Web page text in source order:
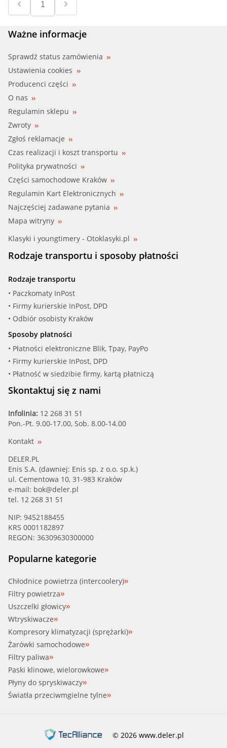
Ważne informacje
Sprawdź status zamówienia
Ustawienia cookies
Producenci części
O nas
Regulamin sklepu
Zwroty
Zgłoś reklamacje
Czas realizacji i koszt transportu
Polityka prywatności
Części samochodowe Kraków
Regulamin Kart Elektronicznych
Najczęściej zadawane pytania
Mapa witryny
Klasyki i youngtimery - Otoklasyki.pl
Rodzaje transportu i sposoby płatności
Rodzaje transportu
• Paczkomaty InPost
• Firmy kurierskie InPost, DPD
• Odbiór osobisty Kraków
Sposoby płatności
• Płatności elektroniczne Blik, Tpay, PayPo
• Firmy kurierskie InPost, DPD
• Płatność w siedzibie firmy, kartą płatniczą
Skontaktuj się z nami
Infolinia: 12 268 31 51
Pon.-Pt. 9.00-17.00, Sob. 8.00-14.00
Kontakt
DELER.PL
Enis S.A. (dawniej: Enis sp. z o.o. sp.k.)
ul. Cementowa 10, 31-983 Kraków
e-mail: bok@deler.pl
tel. 12 268 31 51
NIP: 9452188455
KRS 0001182897
REGON: 36309630300000
Popularne kategorie
Chłodnice powietrza (intercoolery)
Filtry powietrza
Uszczelki głowicy
Wtryskiwacze
Kompresory klimatyzacji (sprężarki)
Żarówki samochodowe
Filtry paliwa
Paski klinowe, wielorowkowe
Płyny do spryskiwaczy
Światła przeciwmgielne tylne
© 2026 www.deler.pl